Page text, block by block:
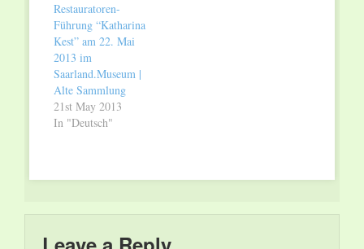
Restauratoren-
Führung “Katharina
Kest” am 22. Mai
2013 im
Saarland.Museum |
Alte Sammlung
21st May 2013
In "Deutsch"